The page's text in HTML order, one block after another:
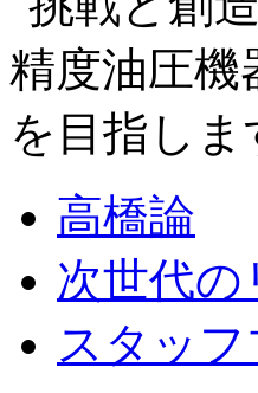
高橋論
次世代
スタッ